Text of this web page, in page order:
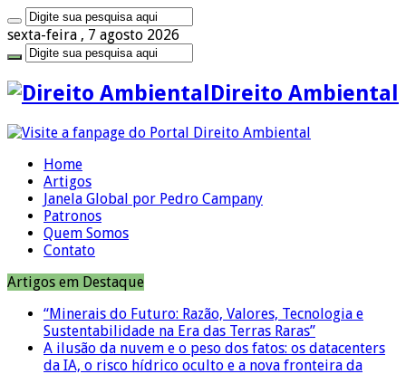
sexta-feira , 7 agosto 2026
Direito Ambiental
Home
Artigos
Janela Global por Pedro Campany
Patronos
Quem Somos
Contato
Artigos em Destaque
“Minerais do Futuro: Razão, Valores, Tecnologia e
Sustentabilidade na Era das Terras Raras”
A ilusão da nuvem e o peso dos fatos: os datacenters
da IA, o risco hídrico oculto e a nova fronteira da